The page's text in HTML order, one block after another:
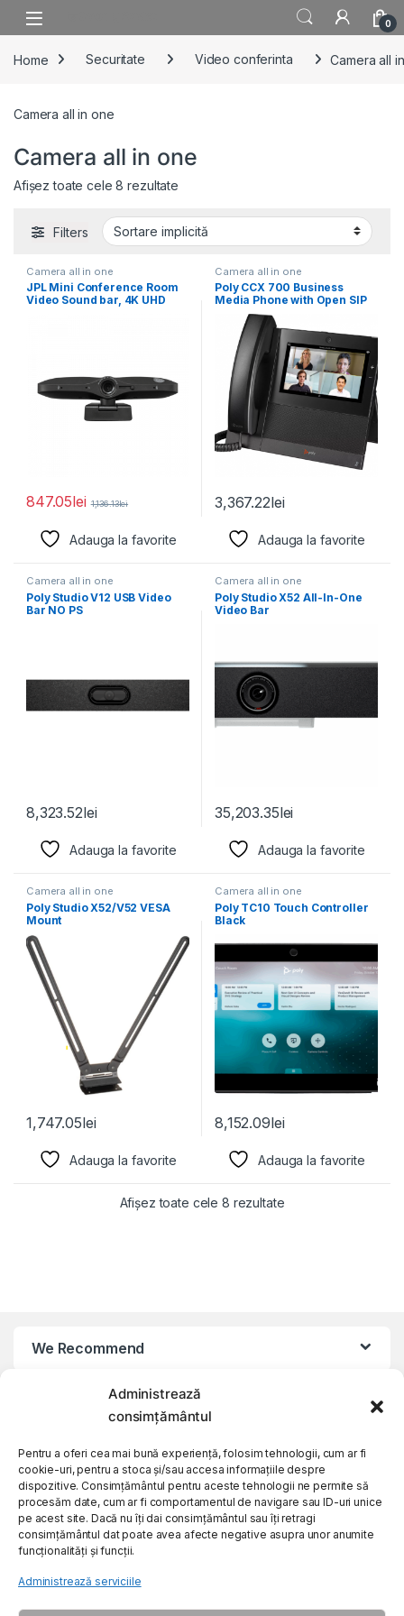
Administrează
consimțământul
Pentru a oferi cea mai bună experiență, folosim tehnologii, cum ar fi
cookie-uri, pentru a stoca și/sau accesa informațiile despre
dispozitive. Consimțământul pentru aceste tehnologii ne permite să
procesăm date, cum ar fi comportamentul de navigare sau ID-uri unice
pe acest site. Dacă nu îți dai consimțământul sau îți retragi
consimțământul dat poate avea afecte negative asupra unor anumite
funcționalități și funcții.
Administrează serviciile
Skip to navigation
Skip to content
0
Home Securitate Video conferinta Camera all
Camera all in one
Camera all in one
Afișez toate cele 8 rezultate
Filters
Camera all in one
JPL Mini Conference Room
Video Sound bar, 4K UHD
847.05lei 1,136.13lei
Adauga la favorite
Camera all in one
Poly CCX 700 Business
Media Phone with Open SIP
3,367.22lei
Adauga la favorite
Camera all in one
Poly Studio V12 USB Video
Bar NO PS
8,323.52lei
Adauga la favorite
Camera all in one
Poly Studio X52 All-In-One
Video Bar
35,203.35lei
Adauga la favorite
Camera all in one
Poly Studio X52/V52 VESA
Mount
1,747.05lei
Adauga la favorite
Camera all in one
Poly TC10 Touch Controller
Black
8,152.09lei
Adauga la favorite
Afișez toate cele 8 rezultate
We Recommend
My Account
Customer Care
About Us